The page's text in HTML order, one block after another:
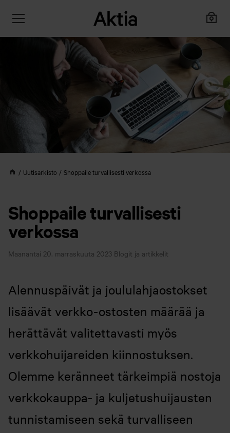
Uutisarkisto Shoppaile turvallisesti verkossa
Shoppaile turvallisesti
verkossa
Maanantai 20. marraskuuta 2023 Blogit ja artikkelit
Alennuspäivät ja joululahjaostokset
lisäävät verkko-ostosten määrää ja
herättävät valitettavasti myös
verkkohuijareiden kiinnostuksen.
Olemme keränneet tärkeimpiä nostoja
verkkokauppa- ja kuljetushuijausten
tunnistamiseen sekä turvalliseen